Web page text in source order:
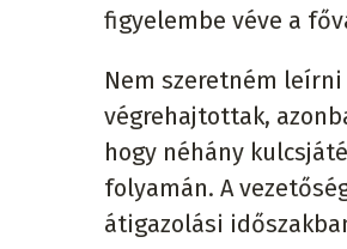
figyelembe véve a
Nem szeretném
végrehajtottak,
hogy néhány
folyamán. A
átigazolási